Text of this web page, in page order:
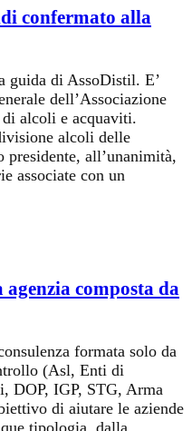
confermato alla
guida di AssoDistil. E’
dell’Associazione
alcoli e acquaviti.
alcoli delle
all’unanimità,
associate con un
composta da
formata solo da
(Asl, Enti di
DOP, IGP, STG, Arma
di aiutare le aziende